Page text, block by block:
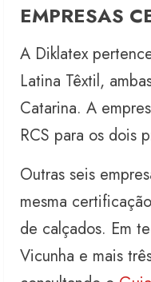
EMPRESAS
A Diklatex
Latina Têxtil,
Catarina. A
RCS para os dois
Outras seis
mesma
de calçados. Em
Vicunha e mais